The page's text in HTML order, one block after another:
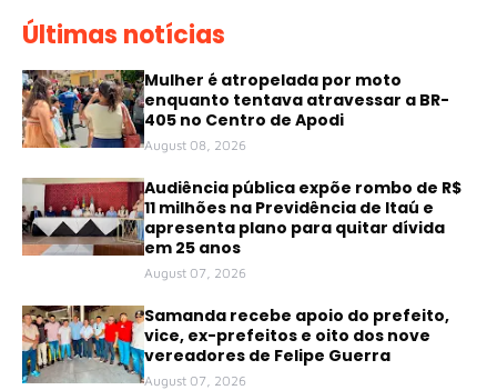
Últimas notícias
Mulher é atropelada por moto
enquanto tentava atravessar a BR-
405 no Centro de Apodi
August 08, 2026
Audiência pública expõe rombo de R$
11 milhões na Previdência de Itaú e
apresenta plano para quitar dívida
em 25 anos
August 07, 2026
Samanda recebe apoio do prefeito,
vice, ex-prefeitos e oito dos nove
vereadores de Felipe Guerra
August 07, 2026